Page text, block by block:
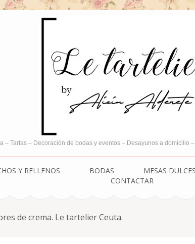
– Tartas – Decoración de bodas y eventos – Desayunos a domicilio
Y RELLENOS BODAS MESAS DULCES
CONTACTAR
de crema. Le tartelier Ceuta.